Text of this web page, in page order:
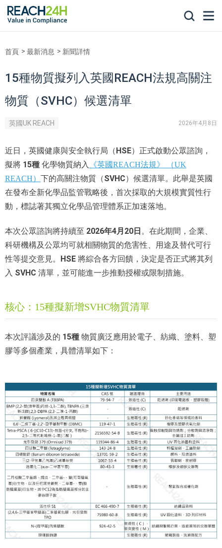
首頁 最新消息 新聞詳情
15種物質擬列入英國REACH法規高關注
物質（SVHC）候選清單
英國UK REACH 2026年4月8日
近日，英國健康與安全執行局（HSE）正式啟動公眾諮詢，
擬將 15種 化學物質納入
《英國REACH法規》 （UK
REACH） 下的高關注物質（SVHC）候選清單。此舉是英國
在發布全新化學品監管戰略後，首次採取的大規模實質性行
動，標誌著其獨立化學品管理體系正加速落地。
本次公眾諮詢將持續至 2026年4月20日 。在此期間，企業、
科研機構及公眾均可就相關物質的危害性、用途及替代可行
性等提交意見。 HSE 將綜合各方回饋，決定是否正式將其列
入 SVHC 清單，並可能進一步推動授權或限制措施。
核心：15種擬新增SVHC物質清單
本次評議涉及的 15種 物質廣泛應用於電子、紡織、塗料、塑
膠等多個產業，具體清單如下：